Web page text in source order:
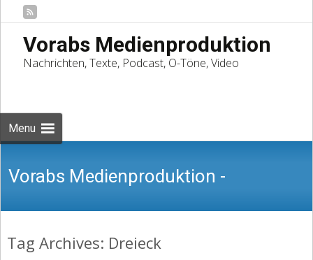
Vorabs Medienproduktion
Nachrichten, Texte, Podcast, O-Töne, Video
Menu
Vorabs Medienproduktion -
Nachrichten, Texte, Podcast, O-Töne,
Tag Archives: Dreieck